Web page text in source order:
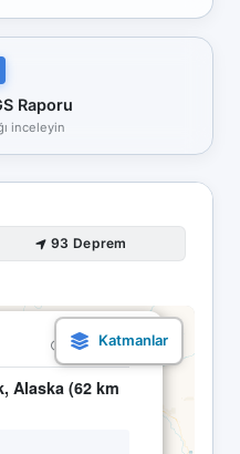
Raporu
inceleyin
93 Deprem
10.05 20:28
Alaska (62 km
×